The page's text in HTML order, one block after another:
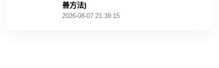
善方法)
2026-08-07 21:39:15